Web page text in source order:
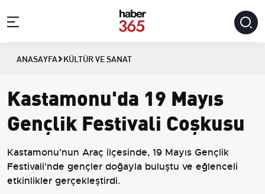
ANASAYFA KÜLTÜR VE SANAT
Kastamonu'da 19 Mayıs
Gençlik Festivali Coşkusu
Kastamonu'nun Araç ilçesinde, 19 Mayıs Gençlik
Festivali'nde gençler doğayla buluştu ve eğlenceli
etkinlikler gerçekleştirdi.